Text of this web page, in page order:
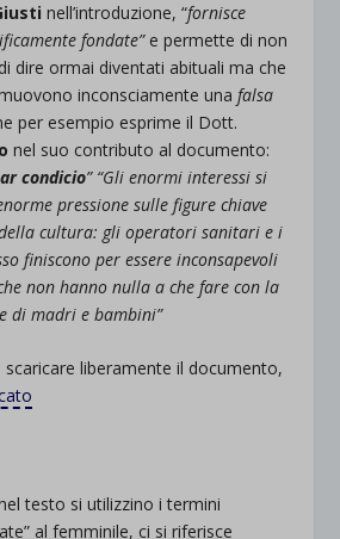
nell’introduzione, “fornisce
fondate”e permette di non
dire ormai diventati abituali ma che
inconsciamente unafalsa
per esempio esprime il Dott.
nel suo contributo al documento:
condicio” “Gli enormi interessi si
pressione sulle figure chiave
cultura: gli operatori sanitari e i
finiscono per essere inconsapevoli
non hanno nulla a che fare con la
di madri e bambini”
liberamente il documento,
testo si utilizzino i termini
al femminile, ci si riferisce